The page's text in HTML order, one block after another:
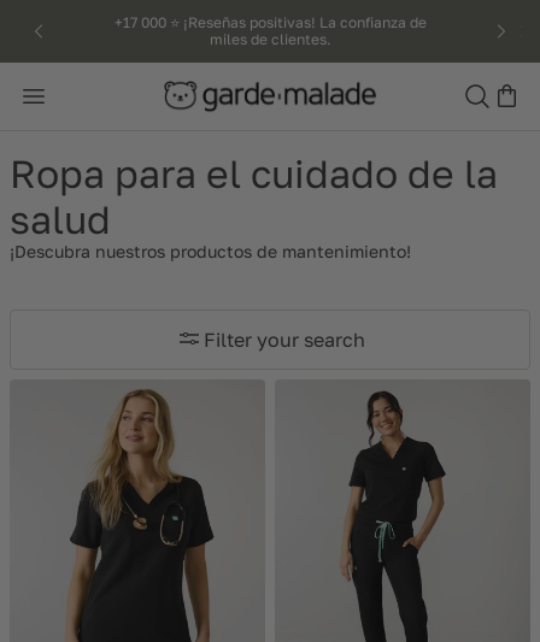
to
+17 000 ⭐️ ¡Reseñas positivas! La confianza de
miles de clientes.
Search
Ropa para el cuidado de la
salud
¡Descubra nuestros productos de mantenimiento!
Filter your search